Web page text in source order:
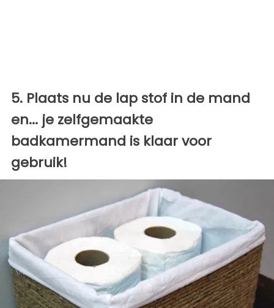
5. Plaats nu de lap stof in de mand
en... je zelfgemaakte
badkamermand is klaar voor
gebruik!